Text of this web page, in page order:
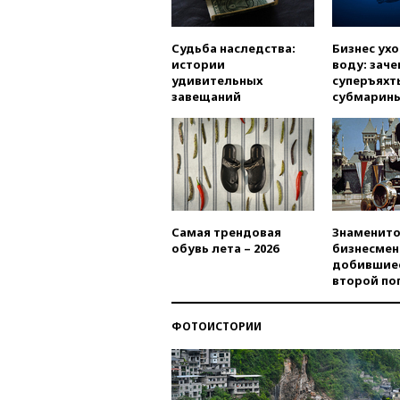
Судьба наследства:
истории
удивительных
завещаний
Бизнес
воду:
Самая трендовая
обувь лета – 2026
второй
ФОТОИСТОРИИ